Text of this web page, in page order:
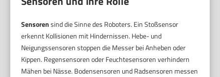
Sensorensind die Sinne des Roboters. Ein Stoßsensor
erkennt Kollisionen mit Hindernissen. Hebe- und
Neigungssensoren stoppen die Messer bei Anheben oder
Kippen. Regensensoren oder Feuchtesensoren verhindern
Mähen bei Nässe. Bodensensoren und Radsensoren messen